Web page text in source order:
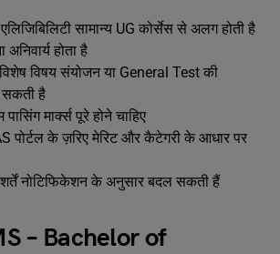
सामान्य UG कोर्सेस से अलग होती है
अनिवार्य होता है
विषय संयोजन या General Test की
है
मार्क्स पूरे होने चाहिए
पोर्टल के ज़रिए मेरिट और कैटेगरी के आधार पर
शर्तें नोटिफिकेशन के अनुसार बदल सकती हैं
– Bachelor of